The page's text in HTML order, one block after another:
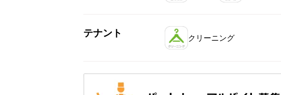
テナント クリーニング